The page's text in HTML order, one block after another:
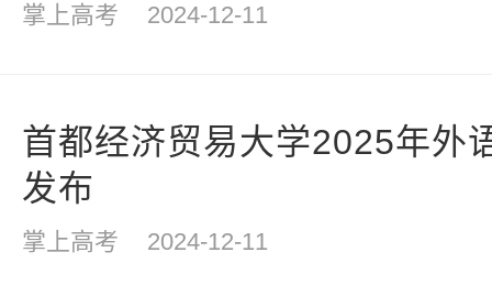
掌上高考 2024-12-11
首都经济贸易大学2025年外
发布
掌上高考 2024-12-11